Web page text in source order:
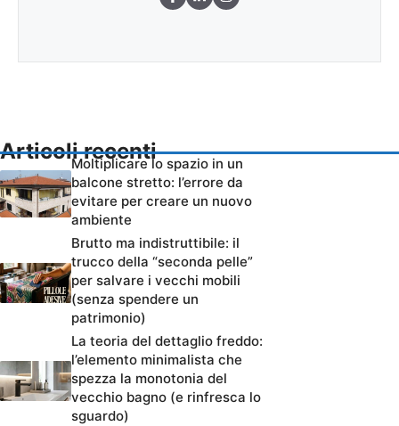
Articoli recenti
Moltiplicare lo spazio in un
balcone stretto: l’errore da
evitare per creare un nuovo
ambiente
Brutto ma indistruttibile: il
trucco della “seconda pelle”
per salvare i vecchi mobili
(senza spendere un
patrimonio)
La teoria del dettaglio freddo:
l’elemento minimalista che
spezza la monotonia del
vecchio bagno (e rinfresca lo
sguardo)